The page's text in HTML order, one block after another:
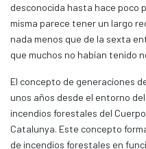
desconocida hasta hace poco
misma parece tener un largo
nada menos que de la sexta
que muchos no habían tenido
El concepto de generaciones
unos años desde el entorno
incendios forestales del
Catalunya. Este concepto
de incendios forestales en